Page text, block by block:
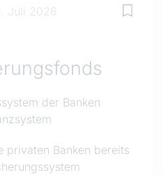
Juli 2026
der Banken
privaten Banken bereits